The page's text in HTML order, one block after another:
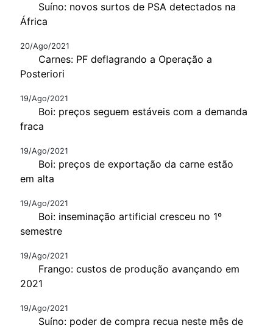
Suíno: novos surtos de PSA detectados na
África
20/Ago/2021
Carnes: PF deflagrando a Operação a
Posteriori
19/Ago/2021
Boi: preços seguem estáveis com a demanda
fraca
19/Ago/2021
Boi: preços de exportação da carne estão
em alta
19/Ago/2021
Boi: inseminação artificial cresceu no 1º
semestre
19/Ago/2021
Frango: custos de produção avançando em
2021
19/Ago/2021
Suíno: poder de compra recua neste mês de